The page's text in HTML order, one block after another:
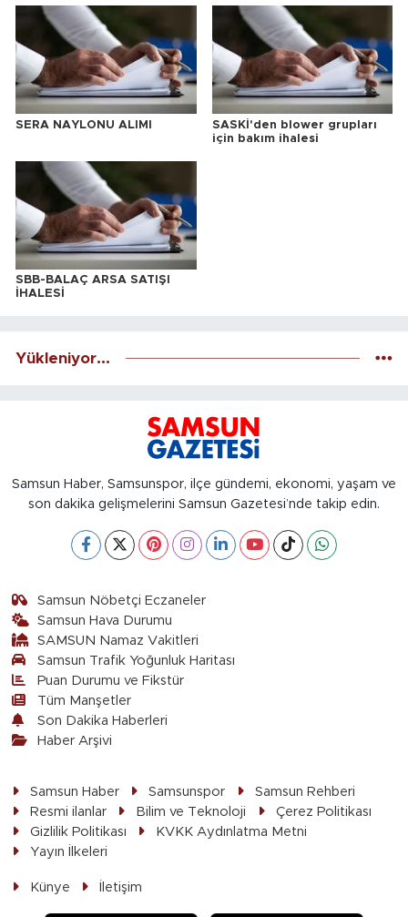
SERA NAYLONU ALIMI
SASKİ'den blower grupları
için bakım ihalesi
SBB-BALAÇ ARSA SATIŞI
İHALESİ
Yükleniyor...
Samsun Haber, Samsunspor, ilçe gündemi, ekonomi, yaşam ve
son dakika gelişmelerini Samsun Gazetesi’nde takip edin.
Samsun Nöbetçi Eczaneler
Samsun Hava Durumu
SAMSUN Namaz Vakitleri
Samsun Trafik Yoğunluk Haritası
Puan Durumu ve Fikstür
Tüm Manşetler
Son Dakika Haberleri
Haber Arşivi
Samsun Haber Samsunspor
Samsun Rehberi
Resmi ilanlar
Bilim ve Teknoloji
Çerez Politikası
Gizlilik Politikası
KVKK Aydınlatma Metni
Yayın İlkeleri
Künye İletişim